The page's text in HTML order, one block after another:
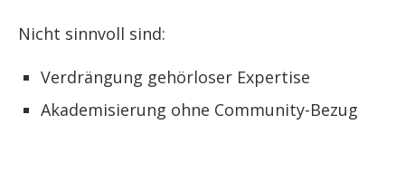
Nicht sinnvoll sind:
Verdrängung gehörloser Expertise
Akademisierung ohne Community-Bezug